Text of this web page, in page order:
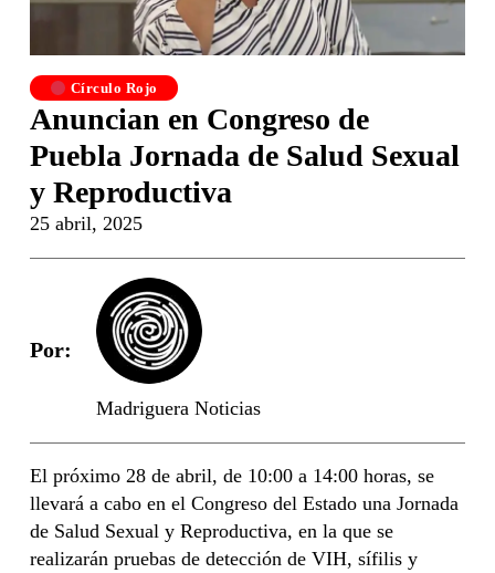
Círculo Rojo
Anuncian en Congreso de
Puebla Jornada de Salud Sexual
y Reproductiva
25 abril, 2025
Por:
Madriguera Noticias
El próximo 28 de abril, de 10:00 a 14:00 horas, se
llevará a cabo en el Congreso del Estado una Jornada
de Salud Sexual y Reproductiva, en la que se
realizarán pruebas de detección de VIH, sífilis y